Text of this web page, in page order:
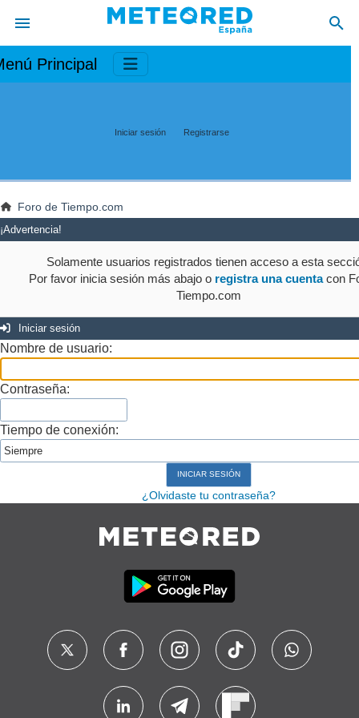
Principal
Iniciar sesión Registrarse
Foro de Tiempo.com
¡Advertencia!
Solamente usuarios registrados tienen acceso a esta
Por favor inicia sesión más abajo o registra una cuentacon
Tiempo.com
Iniciar sesión
Nombre de usuario:
Contraseña:
Tiempo de conexión:
¿Olvidaste tu contraseña?